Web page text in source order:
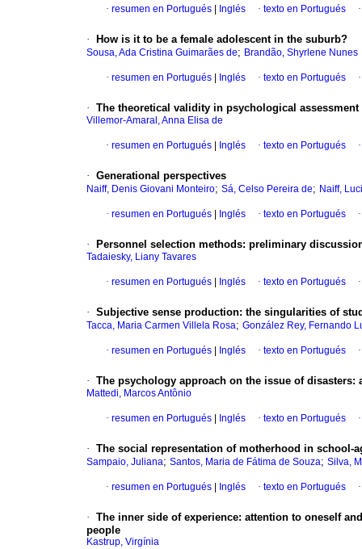
· resumen en Portugués Inglés · texto en Portugués
· How is it to be a female adolescent in the suburb?
Sousa, Ada Cristina Guimarães de; Brandão, Shyrlene Nunes
· resumen en Portugués Inglés · texto en Portugués
· The theoretical validity in psychological assessment
Villemor-Amaral, Anna Elisa de
· resumen en Portugués Inglés · texto en Portugués
· Generational perspectives
Naiff, Denis Giovani Monteiro; Sá, Celso Pereira de; Naiff,
· resumen en Portugués Inglés · texto en Portugués
· Personnel selection methods: preliminary
Tadaiesky, Liany Tavares
· resumen en Portugués Inglés · texto en Portugués
· Subjective sense production: the singularities of
Tacca, Maria Carmen Villela Rosa; González Rey, Fernando
· resumen en Portugués Inglés · texto en Portugués
· The psychology approach on the issue of disasters:
Mattedi, Marcos Antônio
· resumen en Portugués Inglés · texto en Portugués
· The social representation of motherhood in school-
Sampaio, Juliana; Santos, Maria de Fátima de Souza; Silva,
· resumen en Portugués Inglés · texto en Portugués
· The inner side of experience: attention to oneself
people
Kastrup, Virgínia